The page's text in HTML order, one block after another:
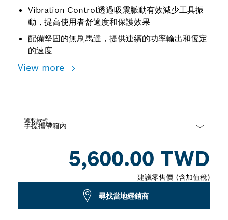
Vibration Control透過吸震脈動有效減少工具振
動，提高使用者舒適度和保護效果
配備堅固的無刷馬達，提供連續的功率輸出和恆定
的速度
View more
選取款式
5,600.00 TWD
建議零售價 (含加值稅)
尋找當地經銷商